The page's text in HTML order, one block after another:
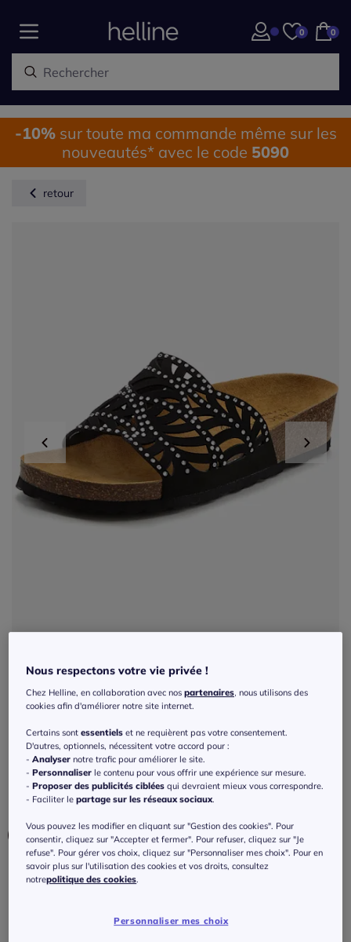
0 0
-10%sur toute ma commande même sur les
nouveautés* avec le code 5090
retour
Mules voûte plantaire en liège pour un
confort agréable
Réf : 634.807.009 5/5-
Couleur :noir
Pointure :
Nous respectons votre vie privée !
Chez Helline, en collaboration avec nospartenaires, nous utilisons des
cookies afin d'améliorer notre site internet.
Certains sontessentiels et ne requièrent pas votre consentement.
D'autres, optionnels, nécessitent votre accord pour :
-Analyser notre trafic pour améliorer le site.
-Personnaliser le contenu pour vous offrir une expérience sur mesure.
-Proposer des publicités ciblées qui devraient mieux vous correspondre.
- Faciliter lepartage sur les réseaux sociaux.
Vous pouvez les modifier en cliquant sur "Gestion des cookies". Pour
consentir, cliquez sur "Accepter et fermer". Pour refuser, cliquez sur "Je
refuse". Pour gérer vos choix, cliquez sur "Personnaliser mes choix". Pour en
savoir plus sur l'utilisation des cookies et vos droits, consultez
notrepolitique des cookies.
Personnaliser mes choix